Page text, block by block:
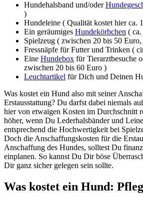
Hundehalsband und/oder
)
Hundeleine ( Qualität kostet hier ca.
Ein geräumiges Hundekörbchen (
Spielzeug ( zwischen 20 bis 50
Fressnäpfe für Futter und Trinken (
Eine Hundebox für Tierarztbesuche
zwischen 20 bis 60 Euro )
Leuchtartikel für Dich und Deinen
Was kostet ein Hund also mit seiner
Erstausstattung? Du darfst dabei niemals
hier von etwaigen Kosten im Durchschnitt
höher, wenn Du Lederhalsbänder und
entsprechend die Hochwertigkeit bei
Doch die Anschaffungskosten für die
Anschaffung des Hundes, solltest Du
einplanen. So kannst Du Dir böse
Dir ganz sicher gelegen sein sollte.
Was kostet ein Hund: